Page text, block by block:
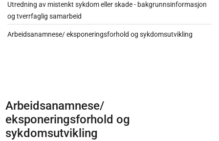
Utredning av mistenkt sykdom eller skade - bakgrunnsinformasjon
og tverrfaglig samarbeid
Arbeidsanamnese/ eksponeringsforhold og sykdomsutvikling
Arbeidsanamnese/
eksponeringsforhold og
sykdomsutvikling